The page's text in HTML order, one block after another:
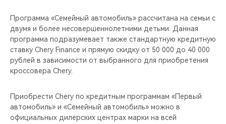
Программа «Семейный автомобиль» рассчитана на семьи с
двумя и более несовершеннолетними детьми. Данная
программа подразумевает также стандартную кредитную
ставку Chery Finance и прямую скидку от 50 000 до 40 000
рублей в зависимости от выбранного для приобретения
кроссовера Chery.
Приобрести Chery по кредитным программам «Первый
автомобиль» и «Семейный автомобиль» можно в
официальных дилерских центрах марки на всей